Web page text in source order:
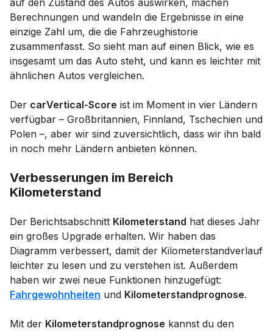
Berechnungen und wandeln die Ergebnisse in eine
einzige Zahl um, die die Fahrzeughistorie
zusammenfasst. So sieht man auf einen Blick, wie es
insgesamt um das Auto steht, und kann es leichter mit
ähnlichen Autos vergleichen.
Der carVertical-Score ist im Moment in vier Ländern
verfügbar – Großbritannien, Finnland, Tschechien und
Polen –, aber wir sind zuversichtlich, dass wir ihn bald
in noch mehr Ländern anbieten können.
Verbesserungen im Bereich
Kilometerstand
Der Berichtsabschnitt Kilometerstand hat dieses Jahr
ein großes Upgrade erhalten. Wir haben das
Diagramm verbessert, damit der Kilometerstandverlauf
leichter zu lesen und zu verstehen ist. Außerdem
haben wir zwei neue Funktionen hinzugefügt:
Fahrgewohnheiten und Kilometerstandprognose.
Mit der Kilometerstandprognose kannst du den